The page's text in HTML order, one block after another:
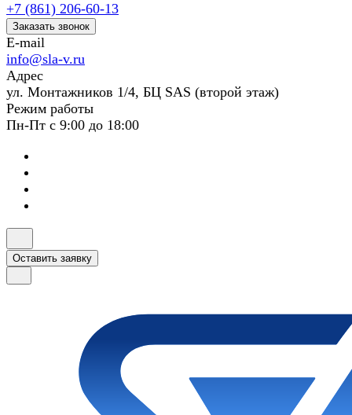
+7 (861) 206-60-13
Заказать звонок
E-mail
info@sla-v.ru
Адрес
ул. Монтажников 1/4, БЦ SAS (второй этаж)
Режим работы
Пн-Пт с 9:00 до 18:00
Оставить заявку